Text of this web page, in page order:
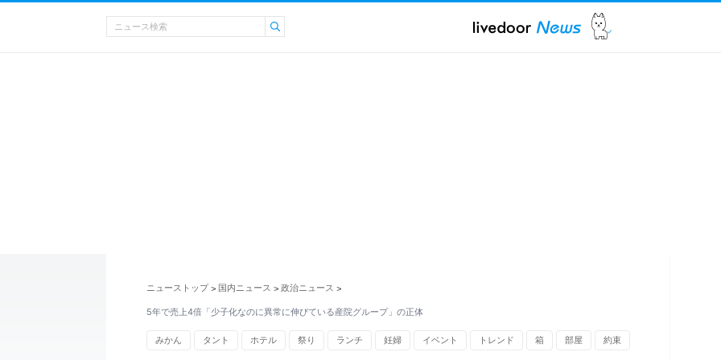
ニューストップ > 国内ニュース > 政治ニュース >
5年で売上4倍「少子化なのに異常に伸びている産院グループ」の正体
みかん タント ホテル 祭り ランチ 妊婦 イベント トレンド 箱 部屋 約束